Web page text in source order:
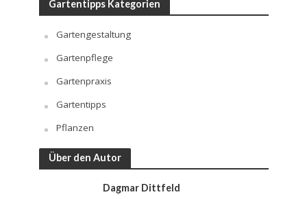
Gartentipps Kategorien
Gartengestaltung
Gartenpflege
Gartenpraxis
Gartentipps
Pflanzen
Über den Autor
Dagmar Dittfeld